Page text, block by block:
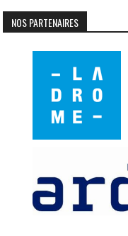
NOS PARTENAIRES